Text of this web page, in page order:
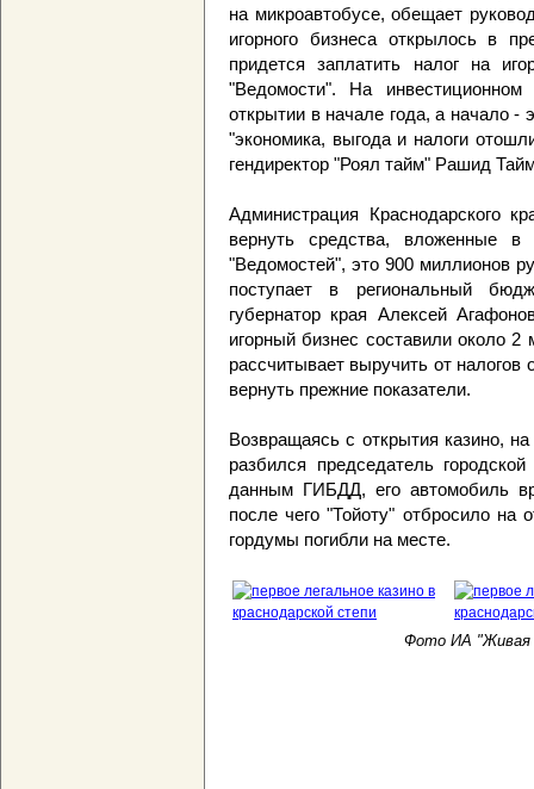
на микроавтобусе, обещает
игорного бизнеса открылось в
придется заплатить налог на
"Ведомости". На
открытии в начале года, а начало -
"экономика, выгода и налоги
гендиректор "Роял тайм" Рашид
Администрация Краснодарского
вернуть средства, вложенные в
"Ведомостей", это 900 миллионов
поступает в региональный
губернатор края Алексей
игорный бизнес составили около
рассчитывает выручить от
вернуть прежние показатели.
Возвращаясь с открытия казино,
разбился председатель
данным ГИБДД, его автомобиль
после чего "Тойоту" отбросило на
гордумы погибли на месте.
Фото ИА "Живая